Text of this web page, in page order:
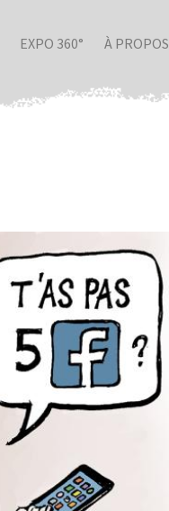
EXPO 360° À PROPOS